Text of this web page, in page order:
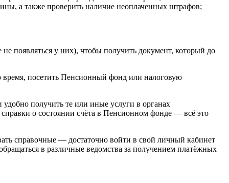
а также проверить наличие неоплаченных штрафов;
появляться у них), чтобы получить документ, который до
время, посетить Пенсионный фонд или налоговую
получить те или иные услуги в органах
о состоянии счёта в Пенсионном фонде — всё это
справочные — достаточно войти в свой личный кабинет
в различные ведомства за получением платёжных